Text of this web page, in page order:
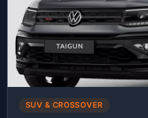
SUV & CROSSOVER